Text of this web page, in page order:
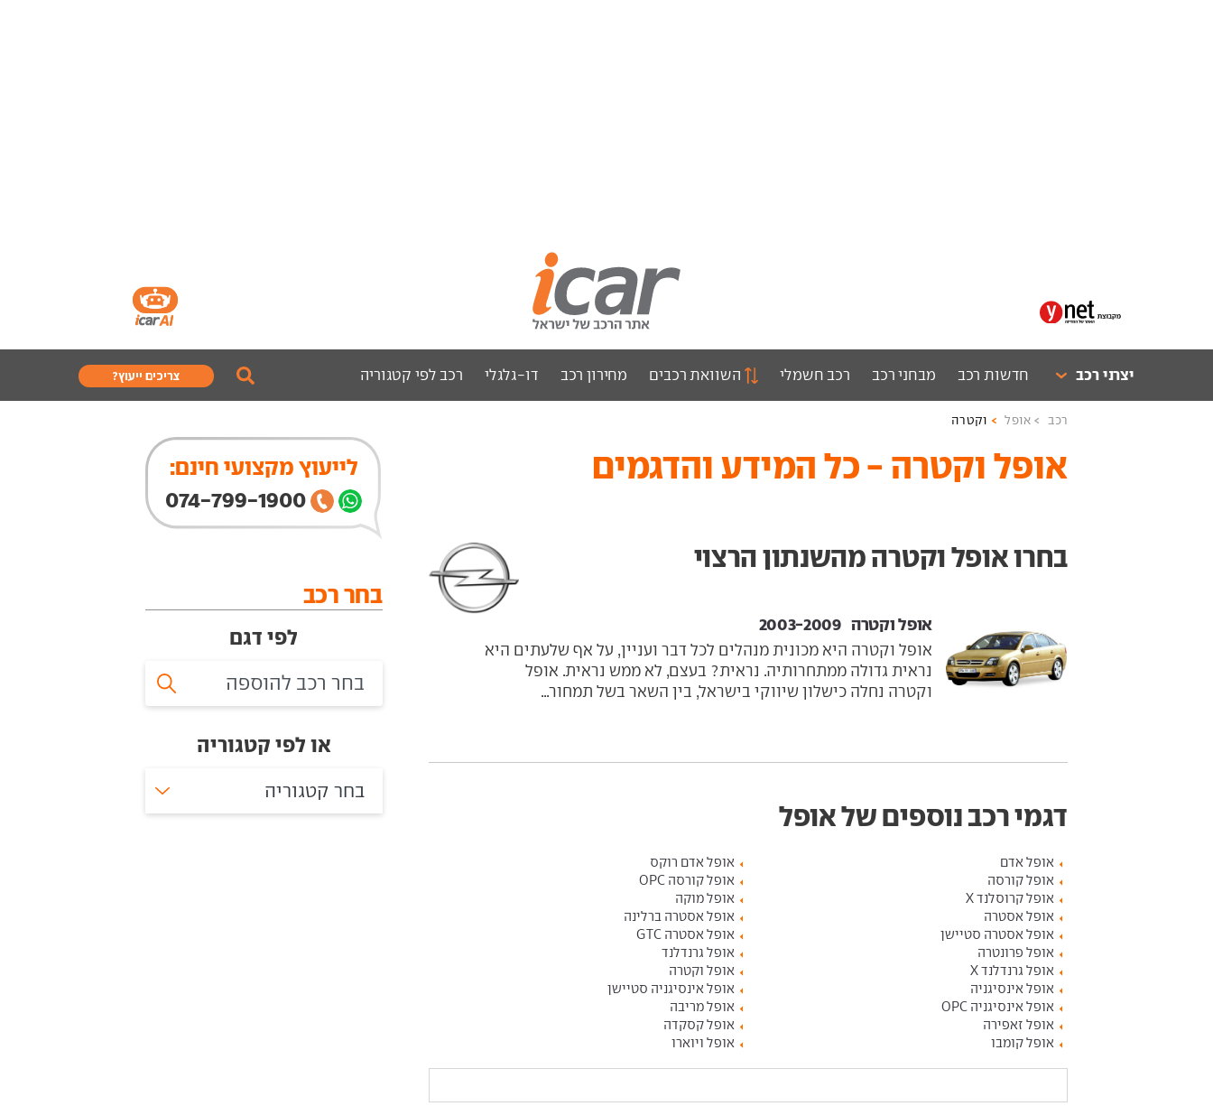
יצרני רכב חדשות רכב מבחני רכב רכב חשמלי השוואת רכבים מחירון רכב דו-גלגלי רכב לפי קטגוריה צריכים ייעוץ?
רכב אופל וקטרה
אופל וקטרה - כל המידע והדגמים
בחרו אופל וקטרה מהשנתון הרצוי
אופל וקטרה ‏ 2003-2009
אופל וקטרה היא מכונית מנהלים לכל דבר ועניין, על אף שלעתים היא
נראית גדולה ממתחרותיה. נראית? בעצם, לא ממש נראית. אופל
וקטרה נחלה כישלון שיווקי בישראל, בין השאר בשל תמחור...
דגמי רכב נוספים של אופל
אופל אדם
אופל אדם רוקס
אופל קורסה
אופל קורסה OPC
אופל קרוסלנד X
אופל מוקה
אופל אסטרה
אופל אסטרה ברלינה
אופל אסטרה סטיישן
אופל אסטרה GTC
אופל פרונטרה
אופל גרנדלנד
אופל גרנדלנד X
אופל וקטרה
אופל אינסיגניה
אופל אינסיגניה סטיישן
אופל אינסיגניה OPC
אופל מריבה
אופל זאפירה
אופל קסקדה
אופל קומבו
אופל ויוארו
לייעוץ מקצועי חינם:
074-799-1900
בחר רכב
לפי דגם
או לפי קטגוריה
בחר קטגוריה